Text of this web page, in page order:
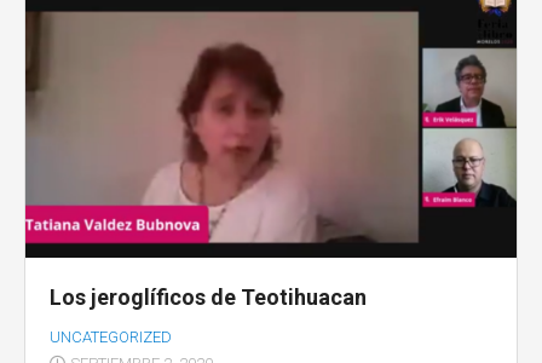
Los jeroglíficos de Teotihuacan
UNCATEGORIZED